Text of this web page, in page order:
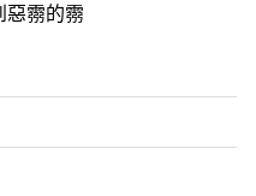
霛的霛